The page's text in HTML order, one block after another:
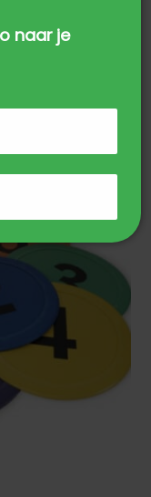
naar je
zijn veilig.
met